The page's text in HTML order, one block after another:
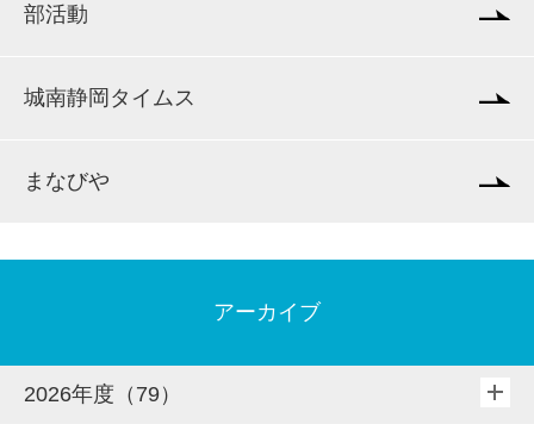
部活動
城南静岡タイムス
まなびや
アーカイブ
2026年度（79）